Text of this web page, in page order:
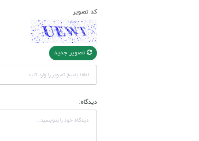
کد تصویر
تصویر جدید
دیدگاه: